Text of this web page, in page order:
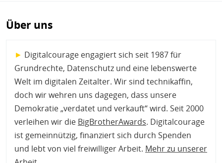
Über uns
► Digitalcourage engagiert sich seit 1987 für
Grundrechte, Datenschutz und eine lebenswerte
Welt im digitalen Zeitalter. Wir sind technikaffin,
doch wir wehren uns dagegen, dass unsere
Demokratie „verdatet und verkauft“ wird. Seit 2000
verleihen wir die BigBrotherAwards. Digitalcourage
ist gemeinnützig, finanziert sich durch Spenden
und lebt von viel freiwilliger Arbeit. Mehr zu unserer